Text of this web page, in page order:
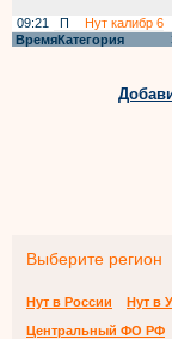
09:21
П Нут калибр 6
ВремяКатегория
Выберите регион
Нут в России Нут в
Центральный ФО РФ